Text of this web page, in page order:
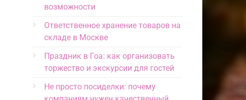
возможности
Ответственное хранение товаров на
складе в Москве
Праздник в Гоа: как организовать
торжество и экскурсии для гостей
Не просто посиделки: почему